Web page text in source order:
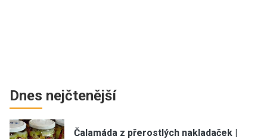
Dnes nejčtenější
Čalamáda z přerostlých nakladaček |